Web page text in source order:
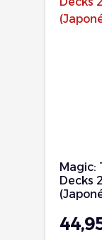
Magic:
Decks